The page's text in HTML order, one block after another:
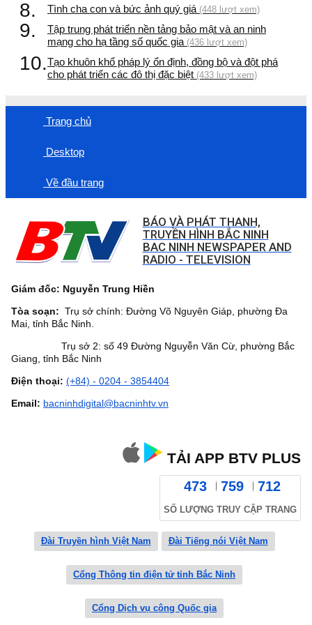
8. Tình cha con và bức ảnh quý giá (448 lượt xem)
9.
Tập trung phát triển nền tảng bảo mật và an ninh
mạng cho hạ tầng số quốc gia (436 lượt xem)
10.Tạo khuôn khổ pháp lý ổn định, đồng bộ và đột phá
cho phát triển các đô thị đặc biệt (433 lượt xem)
Trang chủ
Desktop
Về đầu trang
BÁO VÀ PHÁT THANH,
TRUYỀN HÌNH BẮC NINH
BAC NINH NEWSPAPER AND
RADIO - TELEVISION
Giám đốc: Nguyễn Trung Hiền
Tòa soạn: Trụ sở chính: Đường Võ Nguyên Giáp, phường Đa
Mai, tỉnh Bắc Ninh.
Trụ sở 2: số 49 Đường Nguyễn Văn Cừ, phường Bắc
Giang, tỉnh Bắc Ninh
Điện thoại: (+84) - 0204 - 3854404
Email: bacninhdigital@bacninhtv.vn
TẢI APP BTV PLUS
473 759 712
SỐ LƯỢNG TRUY CẬP TRANG
Đài Truyền hình Việt Nam Đài Tiếng nói Việt Nam
Cổng Thông tin điện tử tỉnh Bắc Ninh
Cổng Dịch vụ công Quốc gia